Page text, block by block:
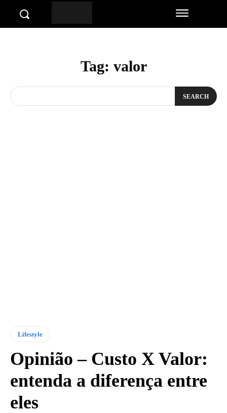
Tag: valor
SEARCH
Lifestyle
Opinião – Custo X Valor:
entenda a diferença entre
eles